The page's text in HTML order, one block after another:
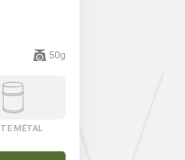
50g
MÉTAL